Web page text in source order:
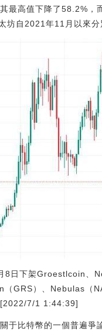
最高值下降了58.2%
坊自2021年11月以來
8日下架Groestlcoin、
GRS）、Nebulas（
7/1 1:44:39]
于比特幣的一個普遍爭